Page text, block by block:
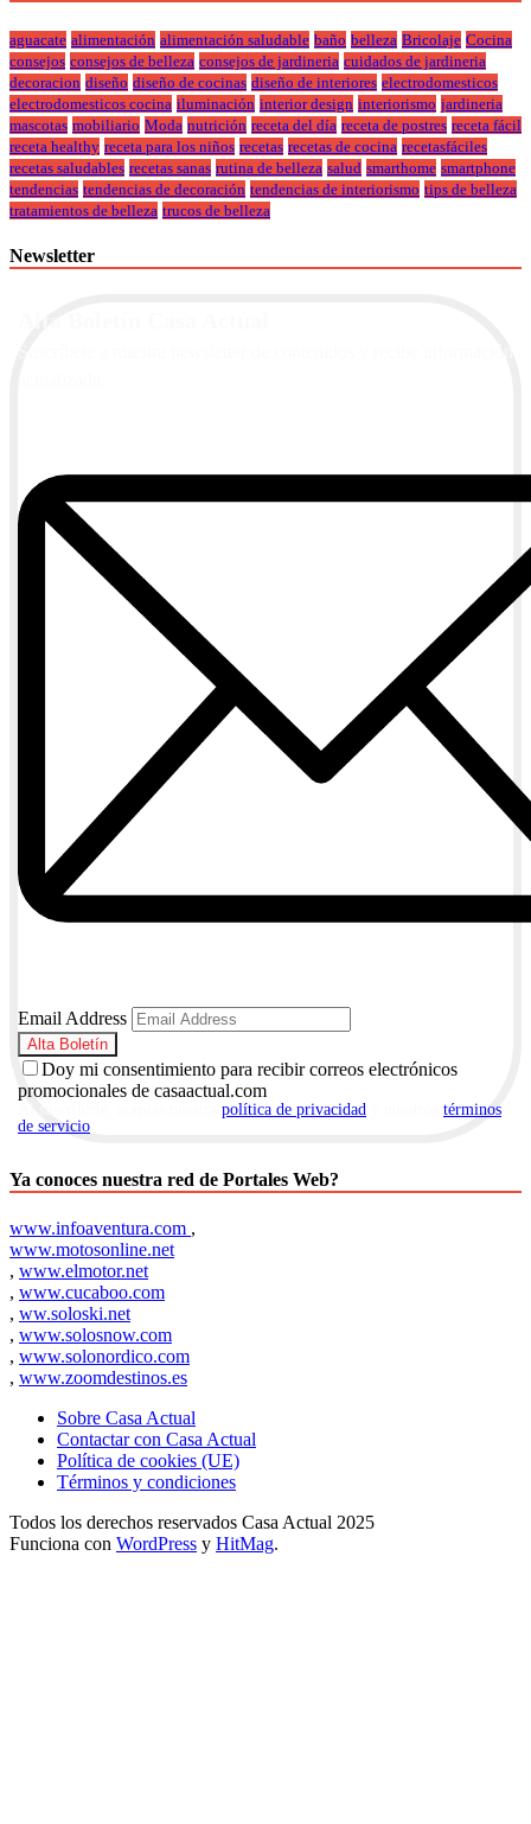
aguacate alimentación alimentación saludable baño belleza Bricolaje Cocina
consejos consejos de belleza consejos de jardineria cuidados de jardineria
decoracion diseño diseño de cocinas diseño de interiores electrodomesticos
electrodomesticos cocina iluminación interior design interiorismo jardineria
mascotas mobiliario Moda nutrición receta del día receta de postres receta fácil
receta healthy receta para los niños recetas recetas de cocina recetasfáciles
recetas saludables recetas sanas rutina de belleza salud smarthome smartphone
tendencias tendencias de decoración tendencias de interiorismo tips de belleza
tratamientos de belleza trucos de belleza
Newsletter
Email Address
Doy mi consentimiento para recibir correos electrónicos
promocionales de casaactual.com
política de privacidad
términos
de servicio
Ya conoces nuestra red de Portales Web?
www.infoaventura.com ,
www.motosonline.net
, www.elmotor.net
, www.cucaboo.com
, ww.soloski.net
, www.solosnow.com
, www.solonordico.com
, www.zoomdestinos.es
Sobre Casa Actual
Contactar con Casa Actual
Política de cookies (UE)
Términos y condiciones
Todos los derechos reservados Casa Actual 2025
Funciona con WordPress y HitMag.